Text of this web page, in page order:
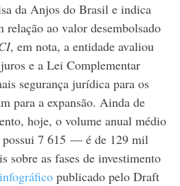
da Anjos do Brasil e indica
relação ao valor desembolsado
, em nota, a entidade avaliou
e a Lei Complementar
segurança jurídica para os
para a expansão. Ainda de
hoje, o volume anual médio
7 615 — é de 129 mil
sobre as fases de investimento
infográfico publicado pelo Draft